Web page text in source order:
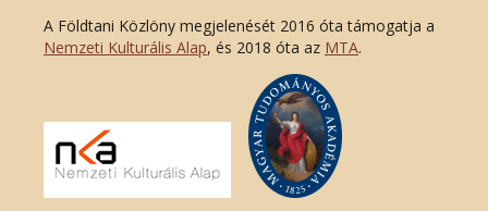
A Földtani Közlöny megjelenését 2016 óta támogatja a
Nemzeti Kulturális Alap, és 2018 óta az MTA.